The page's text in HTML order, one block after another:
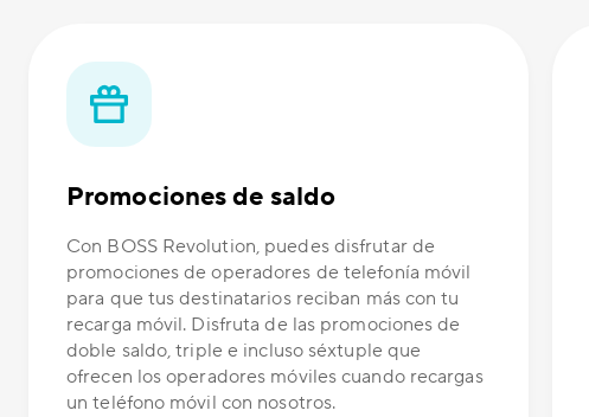
Promociones de saldo
Con BOSS Revolution, puedes disfrutar de
promociones de operadores de telefonía móvil
para que tus destinatarios reciban más con tu
recarga móvil. Disfruta de las promociones de
doble saldo, triple e incluso séxtuple que
ofrecen los operadores móviles cuando recargas
un teléfono móvil con nosotros.